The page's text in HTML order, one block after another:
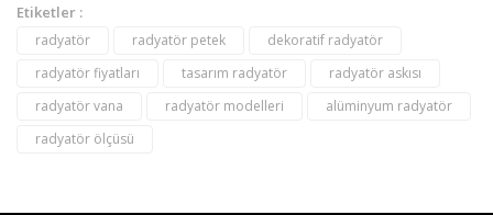
Etiketler :
radyatör radyatör petek
dekoratif radyatör
radyatör fiyatları
tasarım radyatör
radyatör askısı
radyatör vana
radyatör modelleri
alüminyum radyatör
radyatör ölçüsü